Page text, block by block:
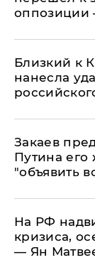
оппозиции
Близкий к
нанесла
Закаев
Путина его
"объявить
На РФ
кризиса,
— Ян